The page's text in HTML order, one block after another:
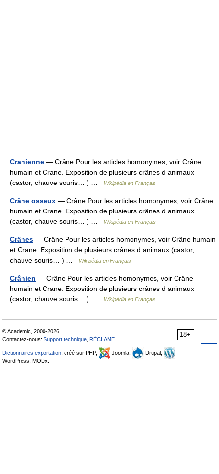
Cranienne — Crâne Pour les articles homonymes, voir Crâne
humain et Crane. Exposition de plusieurs crânes d animaux
(castor, chauve souris… ) …
Wikipédia en Français
Crâne osseux — Crâne Pour les articles homonymes, voir Crâne
humain et Crane. Exposition de plusieurs crânes d animaux
(castor, chauve souris… ) …
Wikipédia en Français
Crânes — Crâne Pour les articles homonymes, voir Crâne humain
et Crane. Exposition de plusieurs crânes d animaux (castor,
chauve souris… ) …
Wikipédia en Français
Crânien — Crâne Pour les articles homonymes, voir Crâne
humain et Crane. Exposition de plusieurs crânes d animaux
(castor, chauve souris… ) …
Wikipédia en Français
18+
© Academic, 2000-2026
Contactez-nous: Support technique RÉCLAME
Dictionnaires exportation , créé sur PHP, Joomla,
Drupal,
WordPress, MODx.